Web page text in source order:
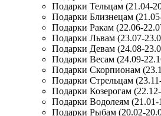
Подарки Тельцам (21.04-
Подарки Близнецам
Подарки Ракам (22.06-
Подарки Львам (23.07-
Подарки Девам (24.08-
Подарки Весам (24.09-
Подарки Скорпионам
Подарки Стрельцам
Подарки Козерогам
Подарки Водолеям (21.01-
Подарки Рыбам (20.02-